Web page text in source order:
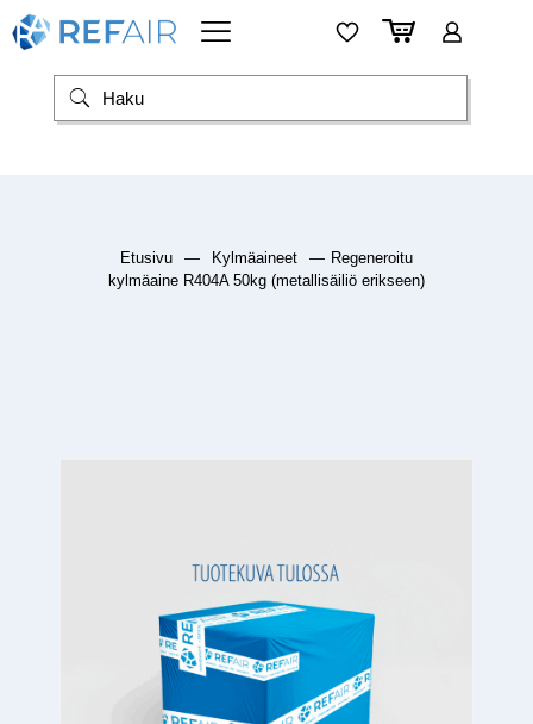
Etusivu — Kylmäaineet — Regeneroitu
kylmäaine R404A 50kg (metallisäiliö erikseen)